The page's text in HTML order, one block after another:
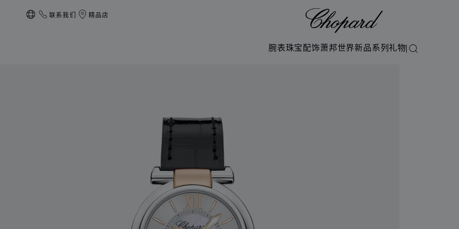
本地化（更改国家/地区）
联系我们 精品店
腕表珠宝配饰萧邦世界新品系列礼物搜索